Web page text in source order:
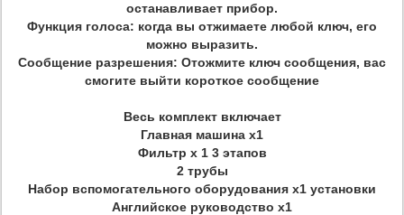
останавливает прибор.
Функция голоса: когда вы отжимаете любой ключ, его
можно выразить.
Сообщение разрешения: Отожмите ключ сообщения, вас
смогите выйти короткое сообщение
Весь комплект включает
Главная машина x1
Фильтр x 1 3 этапов
2 трубы
Набор вспомогательного оборудования x1 установки
Английское руководство x1